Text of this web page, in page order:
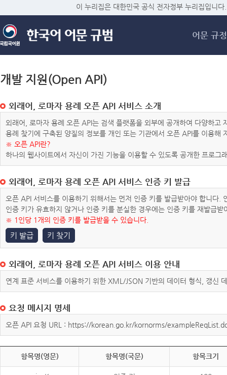
메
이 누리집은 대한민국 공식 전자정부 누리집입니다.
어문 규정
개발 지원(Open API)
외래어, 로마자 용례 오픈 API 서비스 소개
외래어, 로마자 용례 오픈 API는 검색 플랫폼을 외부에 공개하여 다양하
용례 찾기에 구축된 양질의 정보를 개인 또는 기관에서 오픈 API를 이용해
※ 오픈 API란?
하나의 웹사이트에서 자신이 가진 기능을 이용할 수 있도록 공개한 프로그
외래어, 로마자 용례 오픈 API 서비스 인증 키 발급
오픈 API 서비스를 이용하기 위해서는 먼저 인증 키를 발급받아야 합니다
인증 키가 유효하지 않거나 인증 키를 분실한 경우에는 인증 키를 재발급받
※ 1인당 1개의 인증 키를 발급받을 수 있습니다.
키 발급 키 찾기
외래어, 로마자 용례 오픈 API 서비스 이용 안내
연계 표준 서비스를 이용하기 위한 XML/JSON 기반의 데이터 형식, 갱신
요청 메시지 명세
오픈 API 요청 URL : https://korean.go.kr/kornorms/
항목명(영문) 항목명(국문) 항목크기